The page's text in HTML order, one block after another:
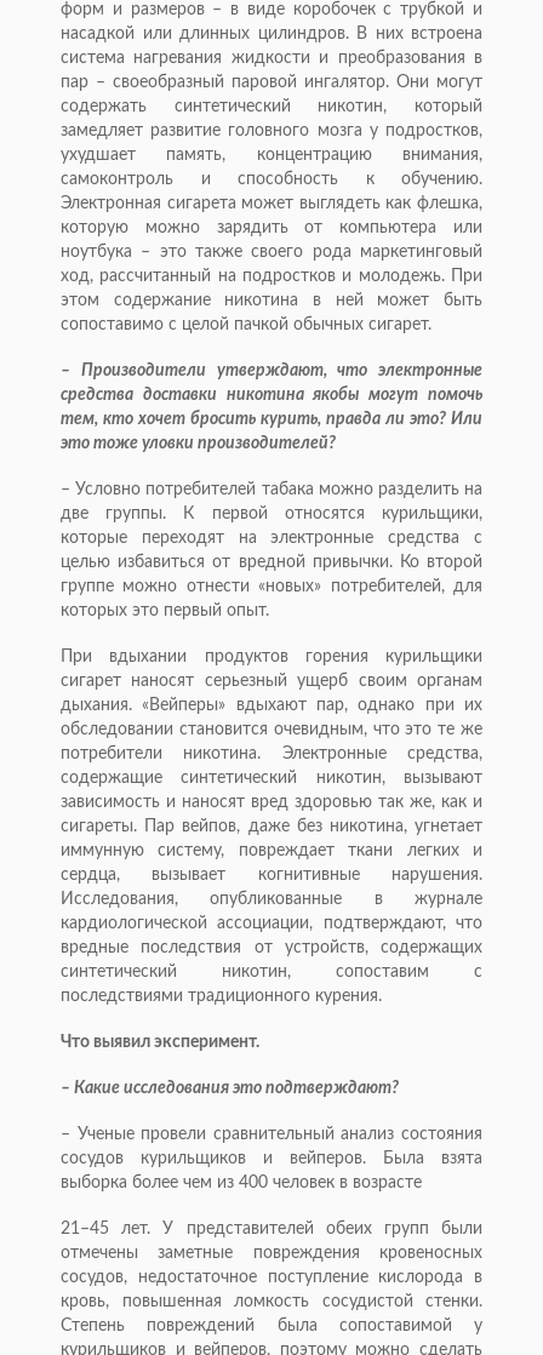
форм и размеров – в виде коробочек с трубкой и
насадкой или длинных цилиндров. В них встроена
система нагревания жидкости и преобразования в
пар – своеобразный паровой ингалятор. Они могут
содержать синтетический никотин, который
замедляет развитие головного мозга у подростков,
ухудшает память, концентрацию внимания,
самоконтроль и способность к обучению.
Электронная сигарета может выглядеть как флешка,
которую можно зарядить от компьютера или
ноутбука – это также своего рода маркетинговый
ход, рассчитанный на подростков и молодежь. При
этом содержание никотина в ней может быть
сопоставимо с целой пачкой обычных сигарет.
– Производители утверждают, что электронные
средства доставки никотина якобы могут помочь
тем, кто хочет бросить курить, правда ли это? Или
это тоже уловки производителей?
– Условно потребителей табака можно разделить на
две группы. К первой относятся курильщики,
которые переходят на электронные средства с
целью избавиться от вредной привычки. Ко второй
группе можно отнести «новых» потребителей, для
которых это первый опыт.
При вдыхании продуктов горения курильщики
сигарет наносят серьезный ущерб своим органам
дыхания. «Вейперы» вдыхают пар, однако при их
обследовании становится очевидным, что это те же
потребители никотина. Электронные средства,
содержащие синтетический никотин, вызывают
зависимость и наносят вред здоровью так же, как и
сигареты. Пар вейпов, даже без никотина, угнетает
иммунную систему, повреждает ткани легких и
сердца, вызывает когнитивные нарушения.
Исследования, опубликованные в журнале
кардиологической ассоциации, подтверждают, что
вредные последствия от устройств, содержащих
синтетический никотин, сопоставим с
последствиями традиционного курения.
Что выявил эксперимент.
– Какие исследования это подтверждают?
– Ученые провели сравнительный анализ состояния
сосудов курильщиков и вейперов. Была взята
выборка более чем из 400 человек в возрасте
21–45 лет. У представителей обеих групп были
отмечены заметные повреждения кровеносных
сосудов, недостаточное поступление кислорода в
кровь, повышенная ломкость сосудистой стенки.
Степень повреждений была сопоставимой у
курильщиков и вейперов, поэтому можно сделать